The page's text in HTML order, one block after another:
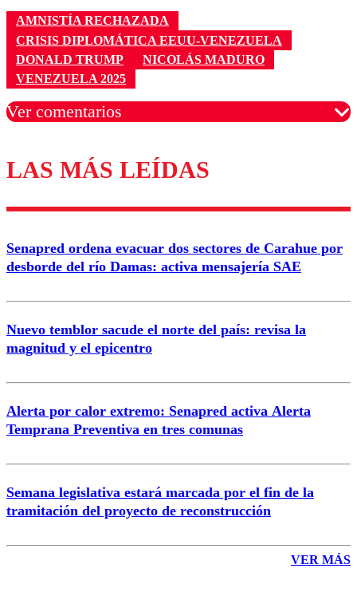
AMNISTÍA RECHAZADA
CRISIS DIPLOMÁTICA EEUU‑VENEZUELA
DONALD TRUMP
NICOLÁS MADURO
VENEZUELA 2025
Ver comentarios
Los comentarios son moderados para garantizar un
diálogo respetuoso.
Nombre
Correo
LAS MÁS LEÍDAS
Senapred ordena evacuar dos sectores de Carahue por
desborde del río Damas: activa mensajería SAE
Nuevo temblor sacude el norte del país: revisa la
magnitud y el epicentro
Alerta por calor extremo: Senapred activa Alerta
Temprana Preventiva en tres comunas
Semana legislativa estará marcada por el fin de la
tramitación del proyecto de reconstrucción
VER MÁS